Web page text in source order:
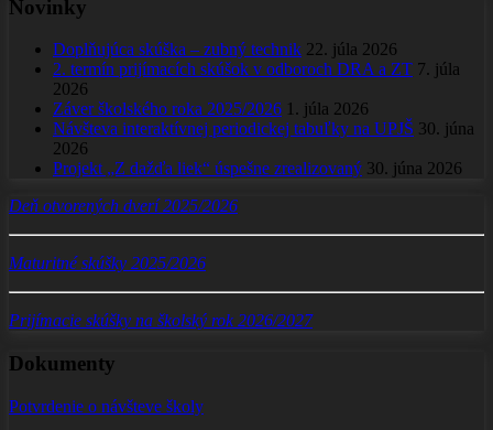
Novinky
Doplňujúca skúška – zubný technik 22. júla 2026
2. termín prijímacích skúšok v odboroch DRA a ZT 7. júla
2026
Záver školského roka 2025/2026 1. júla 2026
Návšteva interaktívnej periodickej tabuľky na UPJŠ 30. júna
2026
Projekt „Z dažďa liek“ úspešne zrealizovaný 30. júna 2026
Deň otvorených dverí 2025/2026
Maturitné skúšky 2025/2026
Prijímacie skúšky na školský rok 2026/2027
Dokumenty
Potvrdenie o návšteve školy